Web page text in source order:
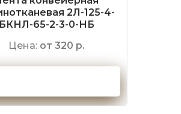
2Л-125-4-
БКНЛ-65-2-3-0-НБ
Цена: от 320 р.